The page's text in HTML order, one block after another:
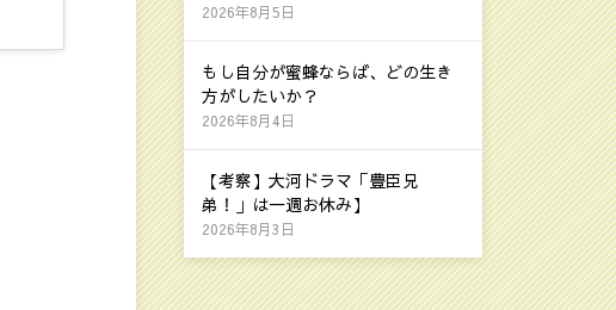
2026年8月5日
もし自分が蜜蜂ならば、どの生き
方がしたいか？
2026年8月4日
【考察】大河ドラマ「豊臣兄
弟！」は一週お休み】
2026年8月3日